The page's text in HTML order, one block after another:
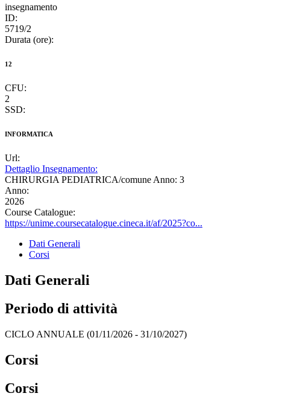
insegnamento
ID:
5719/2
Durata (ore):
12
CFU:
2
SSD:
INFORMATICA
Url:
Dettaglio Insegnamento:
CHIRURGIA PEDIATRICA/comune Anno: 3
Anno:
2026
Course Catalogue:
https://unime.coursecatalogue.cineca.it/af/2025?co...
Dati Generali
Corsi
Dati Generali
Periodo di attività
CICLO ANNUALE (01/11/2026 - 31/10/2027)
Corsi
Corsi